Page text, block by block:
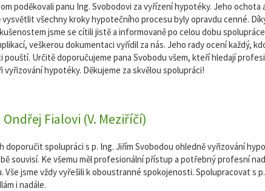
poděkovali panu Ing. Svobodovi za vyřízení hypotéky. Jeho ochota
všechny kroky hypotečního procesu byly opravdu cenné.
jsme se cítili jistě a informovaně po celou dobu
veškerou dokumentaci vyřídil za nás. Jeho rady ocení každý,
pouští. Určitě doporučujeme pana Svobodu všem, kteří hledají
vyřizování hypotéky. Děkujeme za skvělou spolupráci!
Ondřej Fialovi (V. Meziříčí)
doporučit spolupráci s p. Ing. Jiřím Svobodou ohledně vyřizování
souvisí. Ke všemu měl profesionální přístup a potřebný profesní
Vše jsme vždy vyřešili k oboustranné spokojenosti. Spolupracovat s
i nadále.